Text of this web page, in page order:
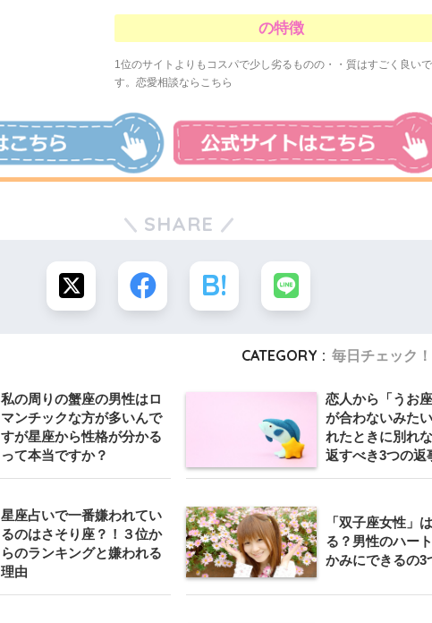
の特徴
1位のサイトよりもコスパで少し劣るものの・・質はすごく良いで
す。恋愛相談ならこちら
SHARE
CATEGORY : 毎日チェック
私の周りの蟹座の男性はロ
マンチックな方が多いんで
すが星座から性格が分かる
って本当ですか？
恋人から「うお
が合わないみた
れたときに別れ
返すべき3つの返
星座占いで一番嫌われてい
るのはさそり座？！３位か
らのランキングと嫌われる
理由
「双子座女性」
る？男性のハー
かみにできるの3